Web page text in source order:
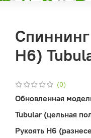
(0)
Спиннинг
H6)
Обновленная
Tubular (цельная
Рукоять H6